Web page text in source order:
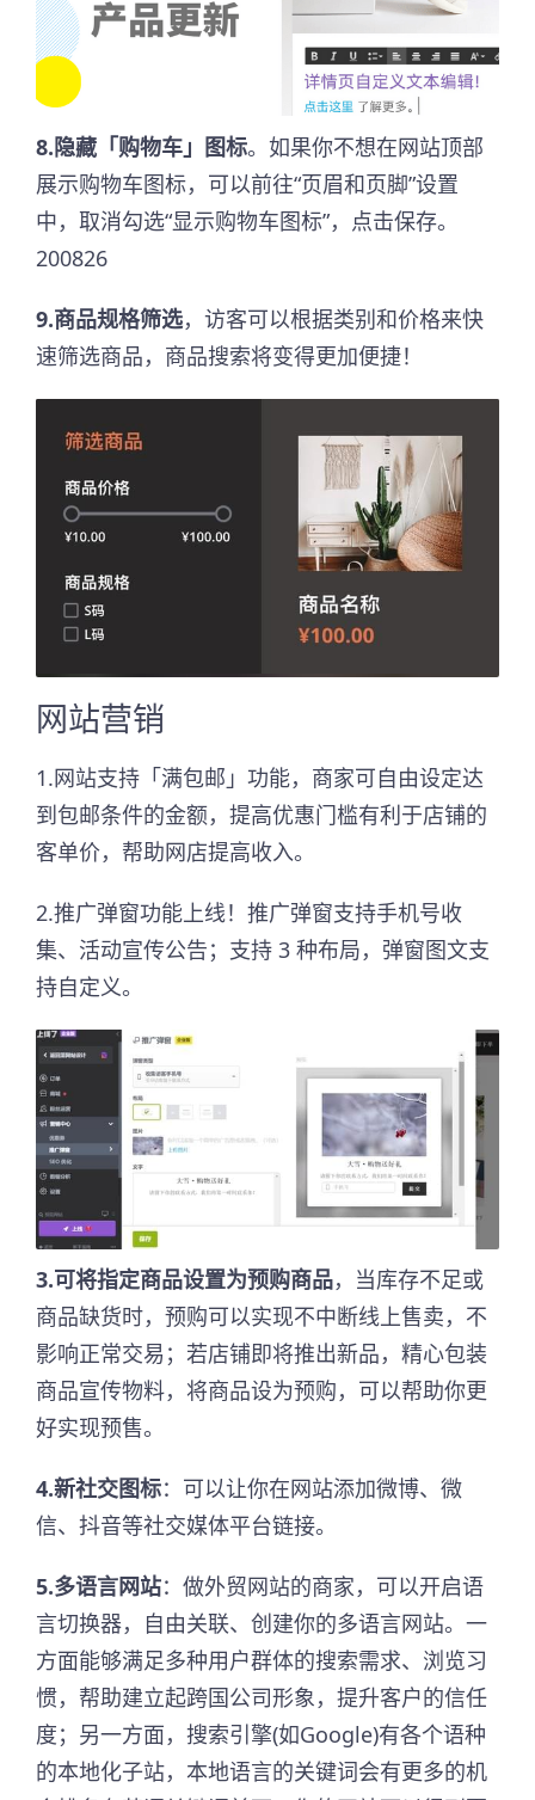
8.隐藏「购物车」图标。如果你不想在网站顶部
展示购物车图标，可以前往“页眉和页脚”设置
中，取消勾选“显示购物车图标”，点击保存。
200826
9.商品规格筛选，访客可以根据类别和价格来快
速筛选商品，商品搜索将变得更加便捷！
网站营销
1.网站支持「满包邮」功能，商家可自由设定达
到包邮条件的金额，提高优惠门槛有利于店铺的
客单价，帮助网店提高收入。
2.推广弹窗功能上线！推广弹窗支持手机号收
集、活动宣传公告；支持 3 种布局，弹窗图文支
持自定义。
3.可将指定商品设置为预购商品，当库存不足或
商品缺货时，预购可以实现不中断线上售卖，不
影响正常交易；若店铺即将推出新品，精心包装
商品宣传物料，将商品设为预购，可以帮助你更
好实现预售。
4.新社交图标：可以让你在网站添加微博、微
信、抖音等社交媒体平台链接。
5.多语言网站：做外贸网站的商家，可以开启语
言切换器，自由关联、创建你的多语言网站。一
方面能够满足多种用户群体的搜索需求、浏览习
惯，帮助建立起跨国公司形象，提升客户的信任
度；另一方面，搜索引擎(如Google)有各个语种
的本地化子站，本地语言的关键词会有更多的机